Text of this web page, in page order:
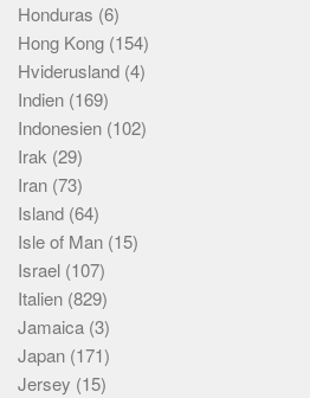
Honduras (6)
Hong Kong (154)
Hviderusland (4)
Indien (169)
Indonesien (102)
Irak (29)
Iran (73)
Island (64)
Isle of Man (15)
Israel (107)
Italien (829)
Jamaica (3)
Japan (171)
Jersey (15)